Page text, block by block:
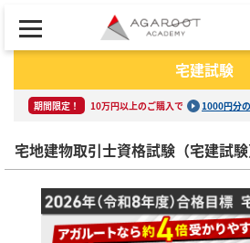
宅建試験
期間限定！ 10万円以上のご購入で 1000円分
宅地建物取引士資格試験（宅建試